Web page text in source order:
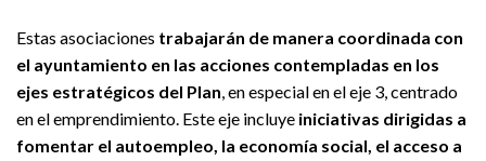
Estas asociaciones trabajarán de manera coordinada con
el ayuntamiento en las acciones contempladas en los
ejes estratégicos del Plan, en especial en el eje 3, centrado
en el emprendimiento. Este eje incluye iniciativas dirigidas a
fomentar el autoempleo, la economía social, el acceso a